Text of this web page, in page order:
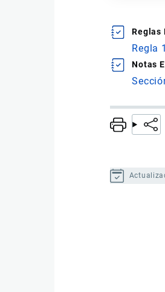
Reglas
Regla 1
Notas